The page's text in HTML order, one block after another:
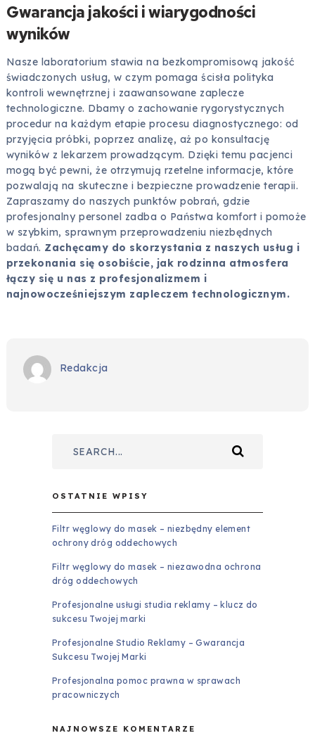
Gwarancja jakości i wiarygodności
wyników
Nasze laboratorium stawia na bezkompromisową jakość
świadczonych usług, w czym pomaga ścisła polityka
kontroli wewnętrznej i zaawansowane zaplecze
technologiczne. Dbamy o zachowanie rygorystycznych
procedur na każdym etapie procesu diagnostycznego: od
przyjęcia próbki, poprzez analizę, aż po konsultację
wyników z lekarzem prowadzącym. Dzięki temu pacjenci
mogą być pewni, że otrzymują rzetelne informacje, które
pozwalają na skuteczne i bezpieczne prowadzenie terapii.
Zapraszamy do naszych punktów pobrań, gdzie
profesjonalny personel zadba o Państwa komfort i pomoże
w szybkim, sprawnym przeprowadzeniu niezbędnych
badań. Zachęcamy do skorzystania z naszych usług i
przekonania się osobiście, jak rodzinna atmosfera
łączy się u nas z profesjonalizmem i
najnowocześniejszym zapleczem technologicznym.
Redakcja
OSTATNIE WPISY
Filtr węglowy do masek – niezbędny element
ochrony dróg oddechowych
Filtr węglowy do masek – niezawodna ochrona
dróg oddechowych
Profesjonalne usługi studia reklamy – klucz do
sukcesu Twojej marki
Profesjonalne Studio Reklamy – Gwarancja
Sukcesu Twojej Marki
Profesjonalna pomoc prawna w sprawach
pracowniczych
NAJNOWSZE KOMENTARZE